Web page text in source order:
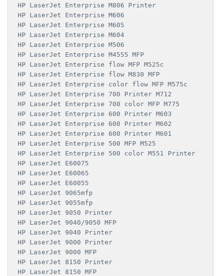
HP LaserJet Enterprise M806 Printer
HP LaserJet Enterprise M606
HP LaserJet Enterprise M605
HP LaserJet Enterprise M604
HP LaserJet Enterprise M506
HP LaserJet Enterprise M4555 MFP
HP LaserJet Enterprise flow MFP M525c
HP LaserJet Enterprise flow M830 MFP
HP LaserJet Enterprise color flow MFP M575c
HP LaserJet Enterprise 700 Printer M712
HP LaserJet Enterprise 700 color MFP M775
HP LaserJet Enterprise 600 Printer M603
HP LaserJet Enterprise 600 Printer M602
HP LaserJet Enterprise 600 Printer M601
HP LaserJet Enterprise 500 MFP M525
HP LaserJet Enterprise 500 color M551 Printer
HP LaserJet E60075
HP LaserJet E60065
HP LaserJet E60055
HP LaserJet 9065mfp
HP LaserJet 9055mfp
HP LaserJet 9050 Printer
HP LaserJet 9040/9050 MFP
HP LaserJet 9040 Printer
HP LaserJet 9000 Printer
HP LaserJet 9000 MFP
HP LaserJet 8150 Printer
HP LaserJet 8150 MFP